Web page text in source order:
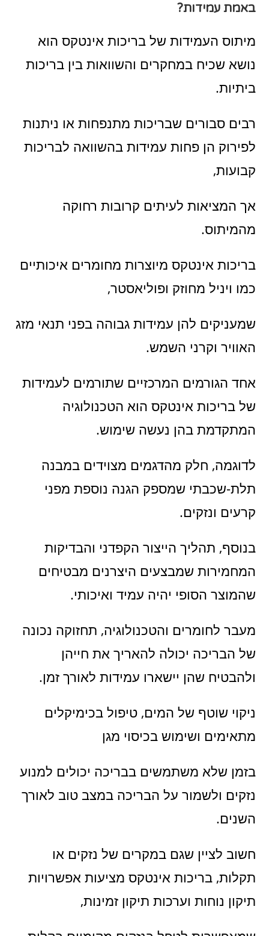
באמת עמידות?
מיתוס העמידות של בריכות אינטקס הוא
נושא שכיח במחקרים והשוואות בין בריכות
ביתיות.
רבים סבורים שבריכות מתנפחות או ניתנות
לפירוק הן פחות עמידות בהשוואה לבריכות
קבועות,
אך המציאות לעיתים קרובות רחוקה
מהמיתוס.
בריכות אינטקס מיוצרות מחומרים איכותיים
כמו ויניל מחוזק ופוליאסטר,
שמעניקים להן עמידות גבוהה בפני תנאי מזג
האוויר וקרני השמש.
אחד הגורמים המרכזיים שתורמים לעמידות
של בריכות אינטקס הוא הטכנולוגיה
המתקדמת בהן נעשה שימוש.
לדוגמה, חלק מהדגמים מצוידים במבנה
תלת-שכבתי שמספק הגנה נוספת מפני
קרעים ונזקים.
בנוסף, תהליך הייצור הקפדני והבדיקות
המחמירות שמבצעים היצרנים מבטיחים
שהמוצר הסופי יהיה עמיד ואיכותי.
מעבר לחומרים והטכנולוגיה, תחזוקה נכונה
של הבריכה יכולה להאריך את חייהן
ולהבטיח שהן יישארו עמידות לאורך זמן.
ניקוי שוטף של המים, טיפול בכימיקלים
מתאימים ושימוש בכיסוי מגן
בזמן שלא משתמשים בבריכה יכולים למנוע
נזקים ולשמור על הבריכה במצב טוב לאורך
השנים.
חשוב לציין שגם במקרים של נזקים או
תקלות, בריכות אינטקס מציעות אפשרויות
תיקון נוחות וערכות תיקון זמינות,